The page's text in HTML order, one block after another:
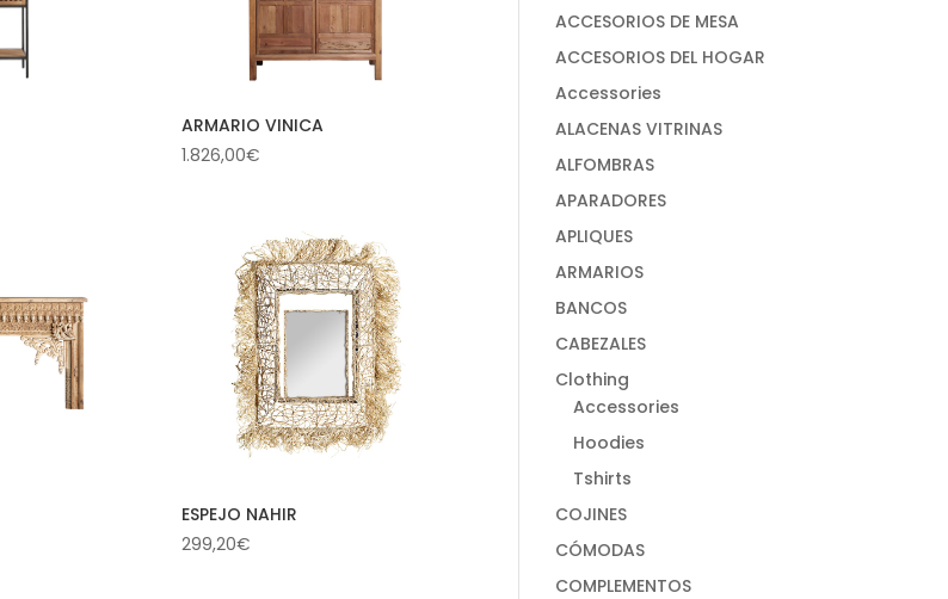
ARMARIO VINICA
1.826,00€
ESPEJO NAHIR
299,20€
ACCESORIOS DE MESA
ACCESORIOS DEL HOGAR
Accessories
ALACENAS VITRINAS
ALFOMBRAS
APARADORES
APLIQUES
ARMARIOS
BANCOS
CABEZALES
Clothing
Accessories
Hoodies
Tshirts
COJINES
CÓMODAS
COMPLEMENTOS